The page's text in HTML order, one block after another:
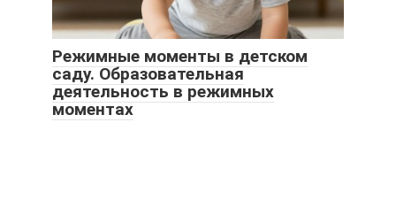
Режимные моменты в детском
саду. Образовательная
деятельность в режимных
моментах